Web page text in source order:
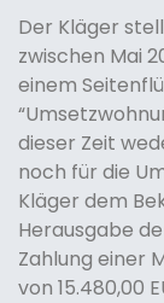
Der Kläger
zwischen Mai
einem
dieser Zeit
noch für die
Kläger dem
Herausgabe
Zahlung einer
von 15.480,00